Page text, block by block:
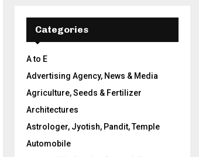
Categories
A to E
Advertising Agency, News & Media
Agriculture, Seeds & Fertilizer
Architectures
Astrologer, Jyotish, Pandit, Temple
Automobile